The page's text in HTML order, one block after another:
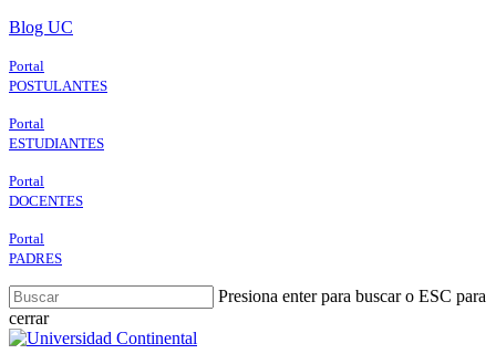
Skip
main
content
Blog UC
Portal
POSTULANTES
Portal
ESTUDIANTES
Portal
DOCENTES
Portal
PADRES
Presiona enter para buscar o ESC para
cerrar
Close